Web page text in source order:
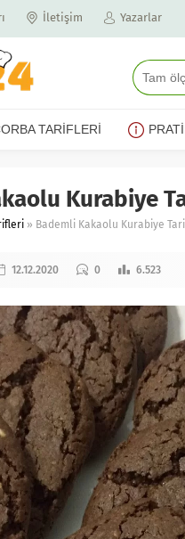
İletişim Yazarlar
TARİFLERİ
Kurabiye
» Bademli Kakaolu Kurabiye
12.12.2020 0 6.523